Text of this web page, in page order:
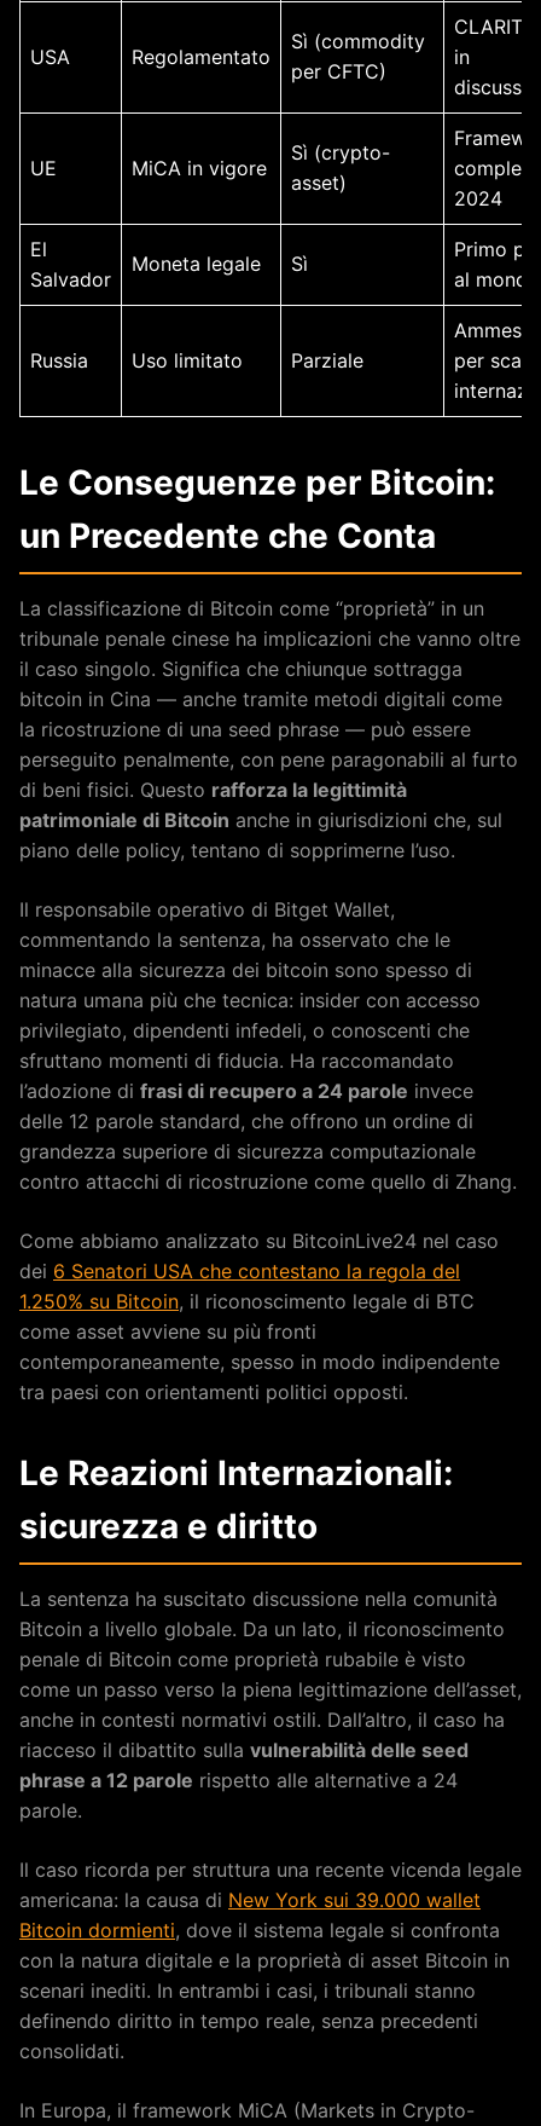
USA Regolamentato
Sì (commodity
per CFTC)
in
UE MiCA in vigore
Sì (crypto-
asset)
2024
El
Salvador
Moneta legale Sì
Primo
al mondo
Russia Uso limitato Parziale
per
Le Conseguenze per Bitcoin:
un Precedente che Conta
La classificazione di Bitcoin come “proprietà” in un
tribunale penale cinese ha implicazioni che vanno oltre
il caso singolo. Significa che chiunque sottragga
bitcoin in Cina — anche tramite metodi digitali come
la ricostruzione di una seed phrase — può essere
perseguito penalmente, con pene paragonabili al furto
di beni fisici. Questo rafforza la legittimità
patrimoniale di Bitcoin anche in giurisdizioni che, sul
piano delle policy, tentano di sopprimerne l’uso.
Il responsabile operativo di Bitget Wallet,
commentando la sentenza, ha osservato che le
minacce alla sicurezza dei bitcoin sono spesso di
natura umana più che tecnica: insider con accesso
privilegiato, dipendenti infedeli, o conoscenti che
sfruttano momenti di fiducia. Ha raccomandato
l’adozione di frasi di recupero a 24 parole invece
delle 12 parole standard, che offrono un ordine di
grandezza superiore di sicurezza computazionale
contro attacchi di ricostruzione come quello di Zhang.
Come abbiamo analizzato su BitcoinLive24 nel caso
dei 6 Senatori USA che contestano la regola del
1.250% su Bitcoin, il riconoscimento legale di BTC
come asset avviene su più fronti
contemporaneamente, spesso in modo indipendente
tra paesi con orientamenti politici opposti.
Le Reazioni Internazionali:
sicurezza e diritto
La sentenza ha suscitato discussione nella comunità
Bitcoin a livello globale. Da un lato, il riconoscimento
penale di Bitcoin come proprietà rubabile è visto
come un passo verso la piena legittimazione dell’asset,
anche in contesti normativi ostili. Dall’altro, il caso ha
riacceso il dibattito sulla vulnerabilità delle seed
phrase a 12 parole rispetto alle alternative a 24
parole.
Il caso ricorda per struttura una recente vicenda legale
americana: la causa di New York sui 39.000 wallet
Bitcoin dormienti, dove il sistema legale si confronta
con la natura digitale e la proprietà di asset Bitcoin in
scenari inediti. In entrambi i casi, i tribunali stanno
definendo diritto in tempo reale, senza precedenti
consolidati.
In Europa, il framework MiCA (Markets in Crypto-